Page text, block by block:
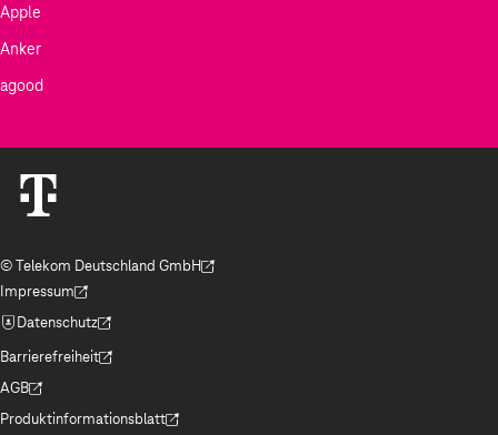
Apple
Anker
agood
© Telekom Deutschland GmbH
(Der Link wird in einem neuen Tab geöffnet)
Impressum
(Der Link wird in einem neuen Tab geöffnet)
Datenschutz
(Der Link wird in einem neuen Tab geöffnet)
Barrierefreiheit
(Der Link wird in einem neuen Tab geöffnet)
AGB
(Der Link wird in einem neuen Tab geöffnet)
Produktinformationsblatt
(Der Link wird in einem neuen Tab geöffnet)